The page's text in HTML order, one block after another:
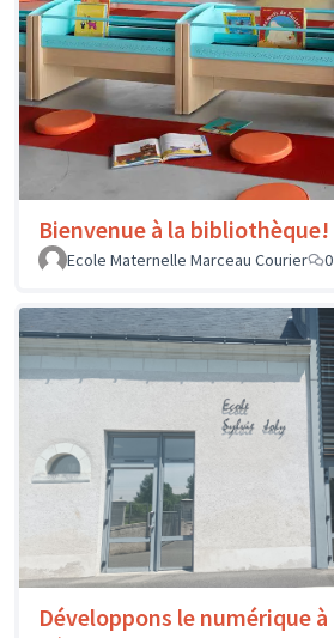
Bienvenue à la bibliothèque!
Ecole Maternelle Marceau Courier
0
Développons le numérique à